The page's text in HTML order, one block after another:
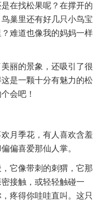
在找松果呢？在撑开的
巢里还有好几只小鸟宝
难道也像我的妈妈一样
丽的景象，还吸引了很
是一颗十分有魅力的松
会吧！
月季花，有人喜欢含羞
偏喜爱那仙人掌。
它像带刺的刺猬，它那
接触，或轻轻触碰一
疼得你哇哇直叫。这只